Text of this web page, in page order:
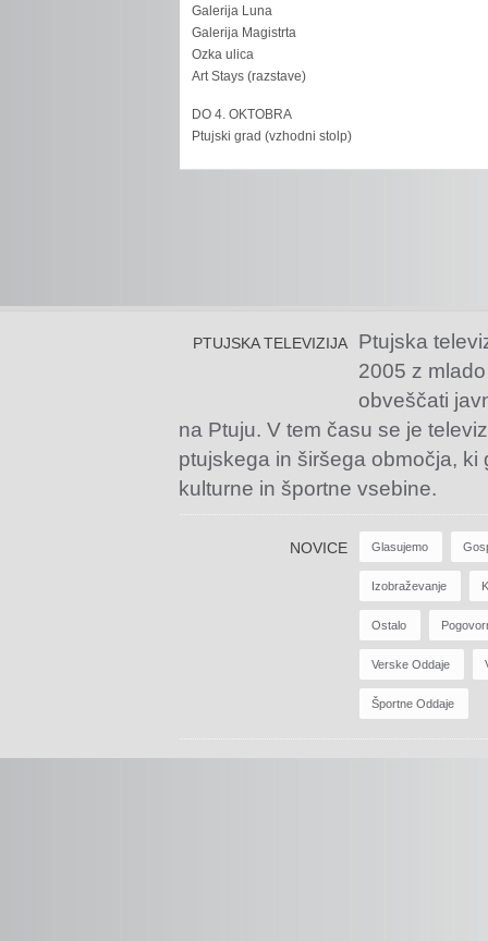
Galerija Luna
Galerija Magistrta
Ozka ulica
Art Stays (razstave)
DO 4. OKTOBRA
Ptujski grad (vzhodni stolp)
PTUJSKA TELEVIZIJA
Ptujska
2005 z
obveščati
na Ptuju. V tem času se je
ptujskega in širšega območja,
kulturne in športne vsebine.
NOVICE Glasujemo
Izobraževanje
Ostalo
Verske Oddaje
Športne Oddaje